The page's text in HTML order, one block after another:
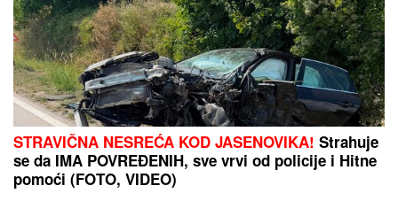
STRAVIČNA NESREĆA KOD JASENOVIKA! Strahuje
se da IMA POVREĐENIH, sve vrvi od policije i Hitne
pomoći (FOTO, VIDEO)